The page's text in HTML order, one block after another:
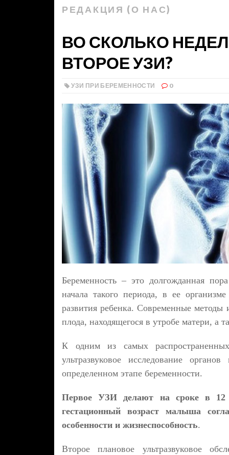
РЕДАКЦИЯ (О НАС)
ВО СКОЛЬКО
ВТОРОЕ УЗИ?
УЗИ ПРИ БЕРЕМЕННОСТИ 0
Беременность – это долгожданная
начала такого периода, в ее
развития ребенка. Современные методы
плода, находящегося в утробе матери, а
К одним из самых
ультразвуковое исследование
определенном этапе беременности.
Первое УЗИ делают на сроке в 12
гестационный возраст малыша
особенности и жизнеспособность.
Второе плановое ультразвуковое